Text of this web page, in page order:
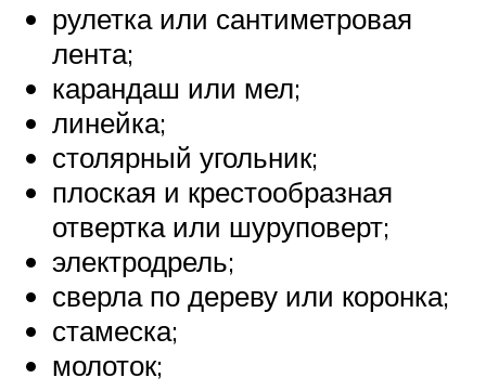
рулетка или сантиметровая
лента;
карандаш или мел;
линейка;
столярный угольник;
плоская и крестообразная
отвертка или шуруповерт;
электродрель;
сверла по дереву или коронка;
стамеска;
молоток;